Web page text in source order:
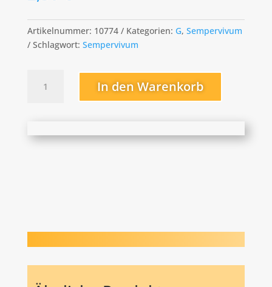
Artikelnummer: 10774 Kategorien: G, Sempervivum
Schlagwort: Sempervivum
Menge
In den Warenkorb